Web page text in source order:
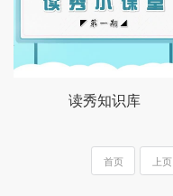
读秀知识库
首页 上页